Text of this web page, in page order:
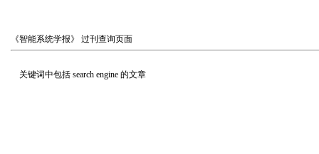
《智能系统学报》 过刊查询页面
关键词中包括 search engine 的文章